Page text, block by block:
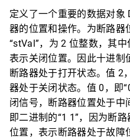
定义了一个重要的数据对象
器的位置和操作。为断路器
“stVal”，为 2 位整数，其
表示关闭位置。因此十进制
断路器处于打开状态。值 2
器处于关闭状态。值 0，即
闭信号，断路器位置处于中
即二进制的“1 1”，因为断
位置，表示断路器处于故障